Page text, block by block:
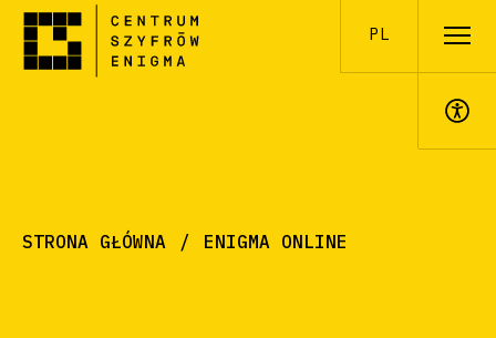
PL
STRONA GŁÓWNA ENIGMA ONLINE